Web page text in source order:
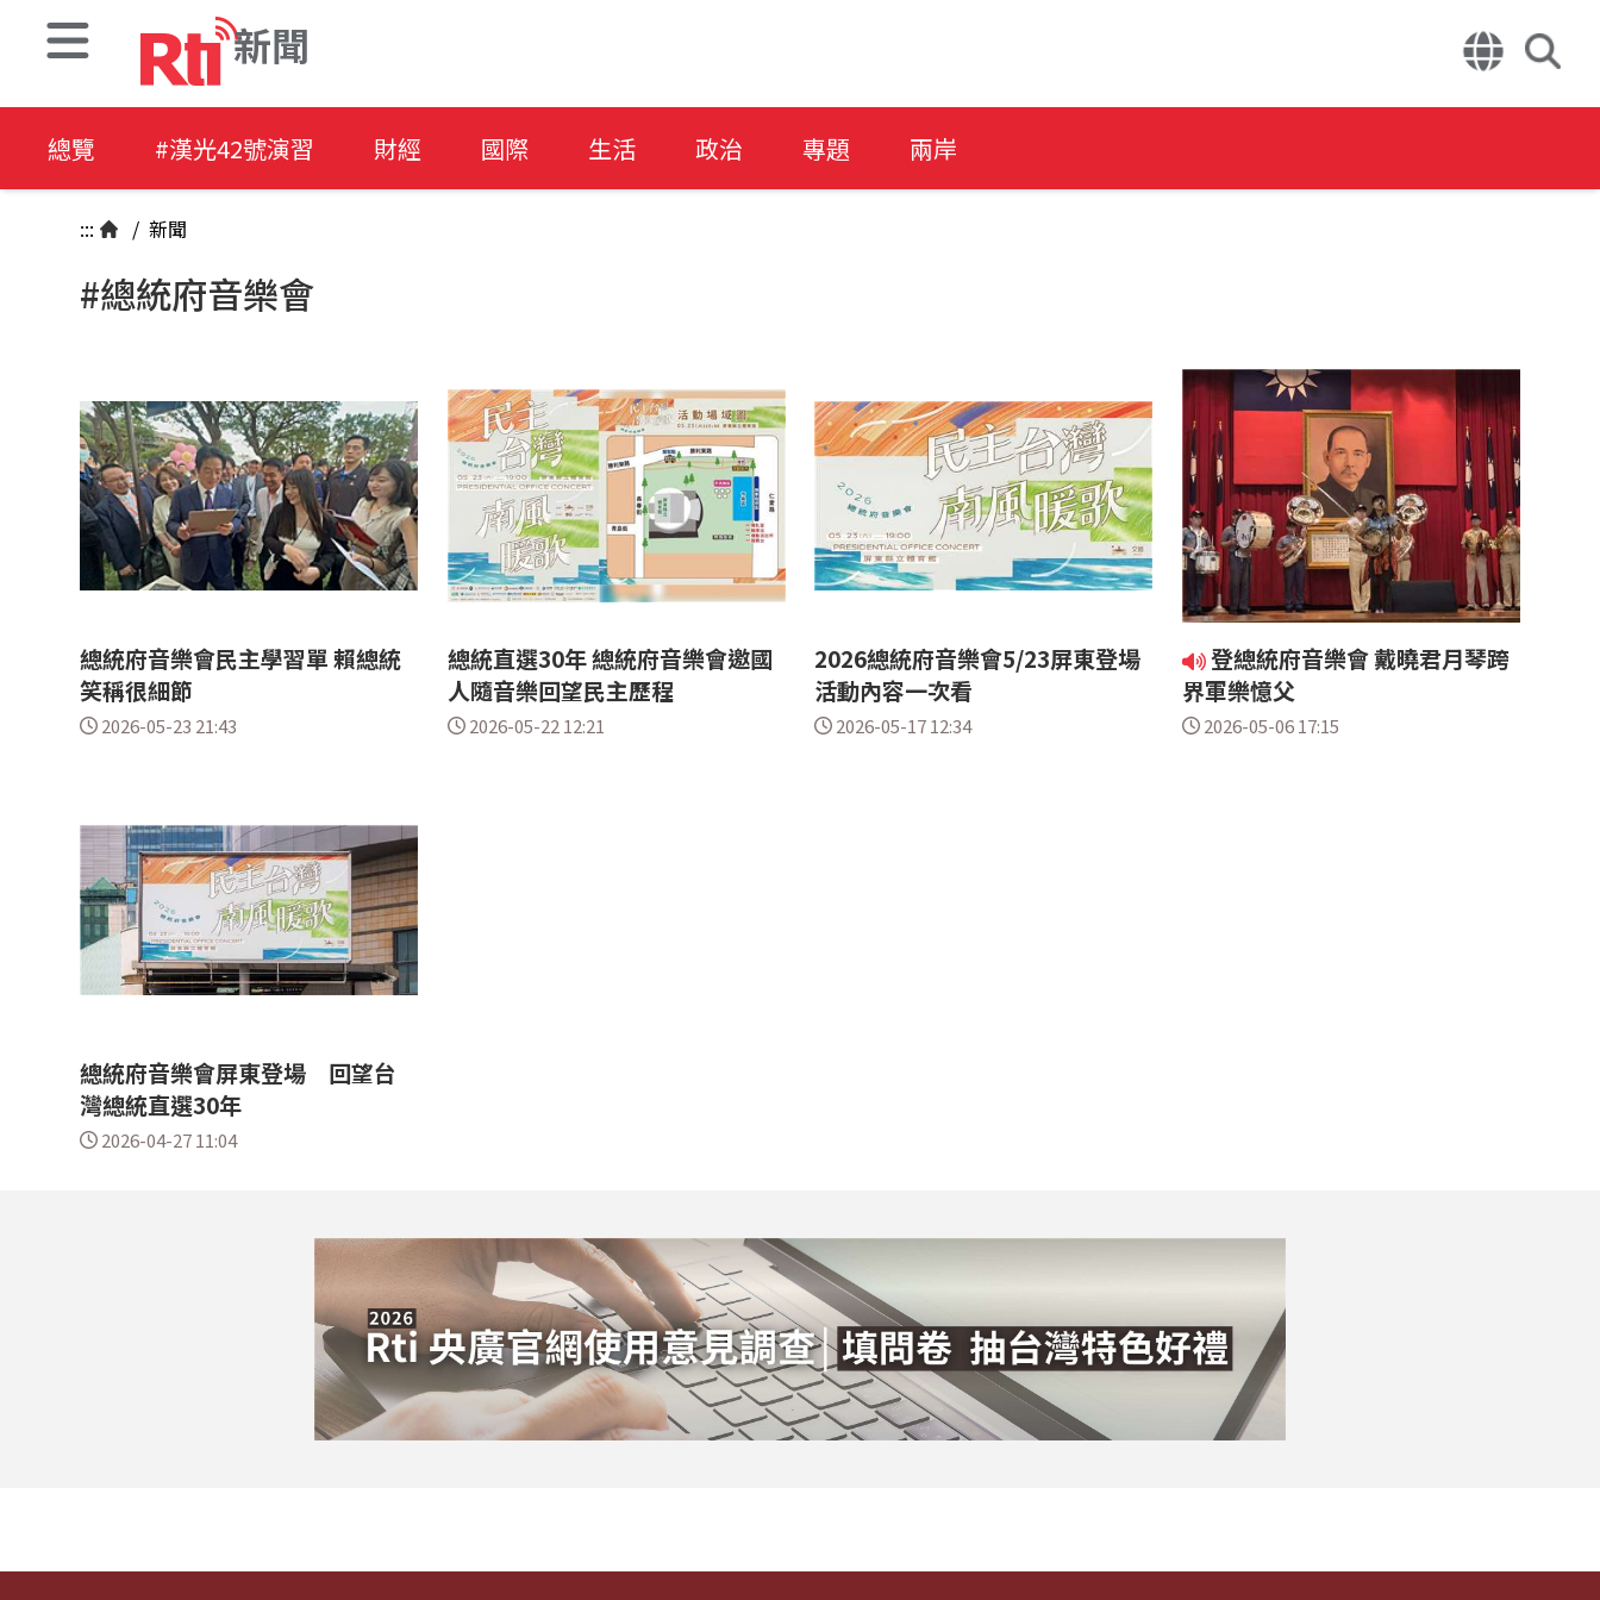
新聞
總覽 #漢光42號演習 財經 國際 生活 政治 專題 兩岸
::: / 新聞
#總統府音樂會
總統府音樂會民主學習單 賴總統
笑稱很細節
2026-05-23 21:43
總統直選30年 總統府音樂會邀國
人隨音樂回望民主歷程
2026-05-22 12:21
2026總統府音樂會5/23屏東登場
活動內容一次看
2026-05-17 12:34
登總統府音樂會 戴曉君月琴跨
界軍樂憶父
2026-05-06 17:15
總統府音樂會屏東登場 回望台
灣總統直選30年
2026-04-27 11:04